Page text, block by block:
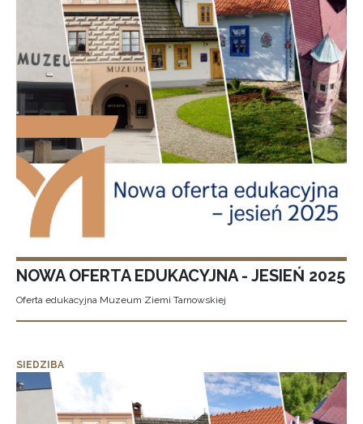
NOWA OFERTA EDUKACYJNA - JESIEŃ 2025
Oferta edukacyjna Muzeum Ziemi Tarnowskiej
SIEDZIBA